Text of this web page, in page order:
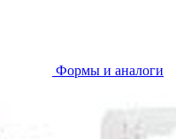
Формы и аналоги